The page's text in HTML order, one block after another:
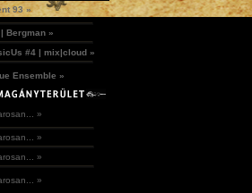
93 »
Bergman »
#4 | mix|cloud »
Ensemble »
»
»
»
»